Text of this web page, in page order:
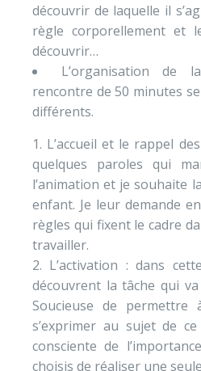
découvrir de laquelle il
règle corporellement et
découvrir…
L’organisation de
rencontre de 50 minutes
différents.
L’accueil et le rappel
quelques paroles qui
l’animation et je souhaite
enfant. Je leur demande
règles qui fixent le cadre
travailler.
L’activation : dans
découvrent la tâche qui
Soucieuse de permettre
s’exprimer au sujet de
consciente de
choisis de réaliser une